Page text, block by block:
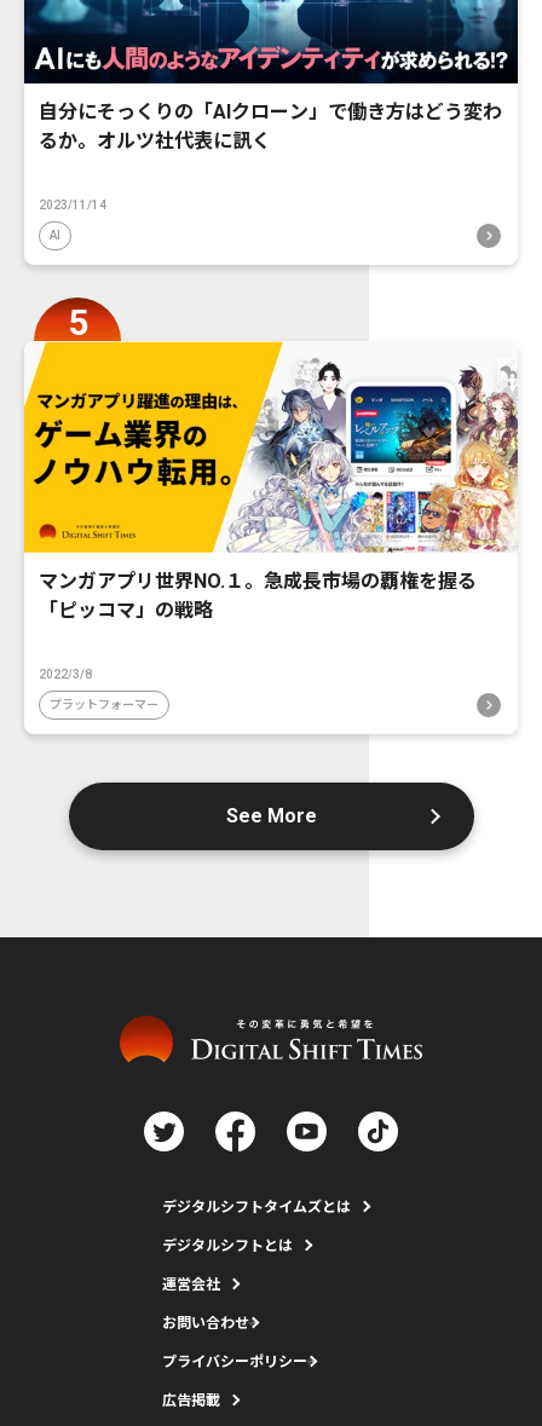
自分にそっくりの「AIクローン」で働き方はどう変わ
るか。オルツ社代表に訊く
2023/11/14
AI
マンガアプリ世界NO.１。急成長市場の覇権を握る
「ピッコマ」の戦略
2022/3/8
プラットフォーマー
See More
デジタルシフトタイムズとは
デジタルシフトとは
運営会社
お問い合わせ
プライバシーポリシー
広告掲載